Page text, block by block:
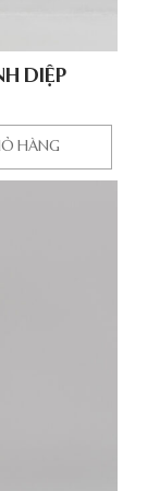
DIỆP
HÀNG